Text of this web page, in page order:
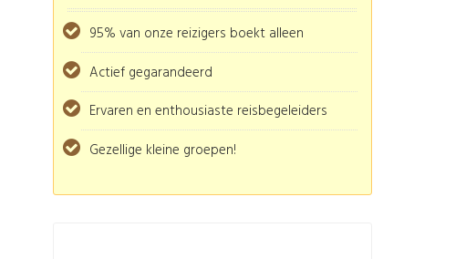
95% van onze reizigers boekt alleen
Actief gegarandeerd
Ervaren en enthousiaste reisbegeleiders
Gezellige kleine groepen!